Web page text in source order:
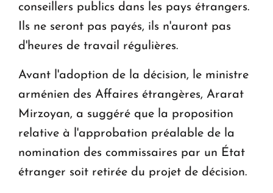
conseillers publics dans les pays étrangers.
Ils ne seront pas payés, ils n'auront pas
d'heures de travail régulières.
Avant l'adoption de la décision, le ministre
arménien des Affaires étrangères, Ararat
Mirzoyan, a suggéré que la proposition
relative à l'approbation préalable de la
nomination des commissaires par un État
étranger soit retirée du projet de décision.